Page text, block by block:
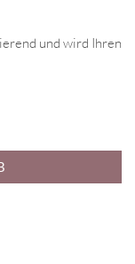
und wird Ihren